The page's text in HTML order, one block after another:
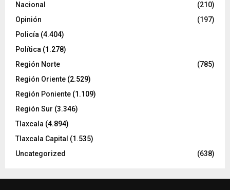
Nacional
(210)
Opinión
(197)
Policía (4.404)
Política (1.278)
Región Norte
(785)
Región Oriente (2.529)
Región Poniente (1.109)
Región Sur (3.346)
Tlaxcala (4.894)
Tlaxcala Capital (1.535)
Uncategorized
(638)